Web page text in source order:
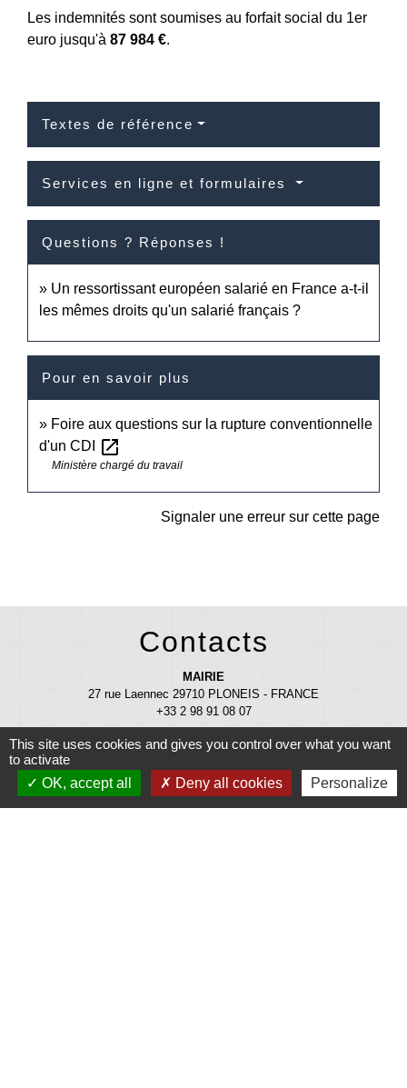
Les indemnités sont soumises au forfait social du 1er
euro jusqu'à 87 984 €.
Textes de référence
Services en ligne et formulaires
Questions ? Réponses !
Un ressortissant européen salarié en France a-t-il
les mêmes droits qu'un salarié français ?
Pour en savoir plus
Foire aux questions sur la rupture conventionnelle
d'un CDI
open_in_new
Ministère chargé du travail
Signaler une erreur sur cette page
Contacts
MAIRIE
27 rue Laennec 29710 PLONEIS - FRANCE
+33 2 98 91 08 07
mairie@ploneis.com
Horaires d'ouverture au public : du lundi au vendredi de 9 h à 12 h et de
This site uses cookies and gives you control over what you want
to activate
OK, accept all
Deny all cookies Personalize